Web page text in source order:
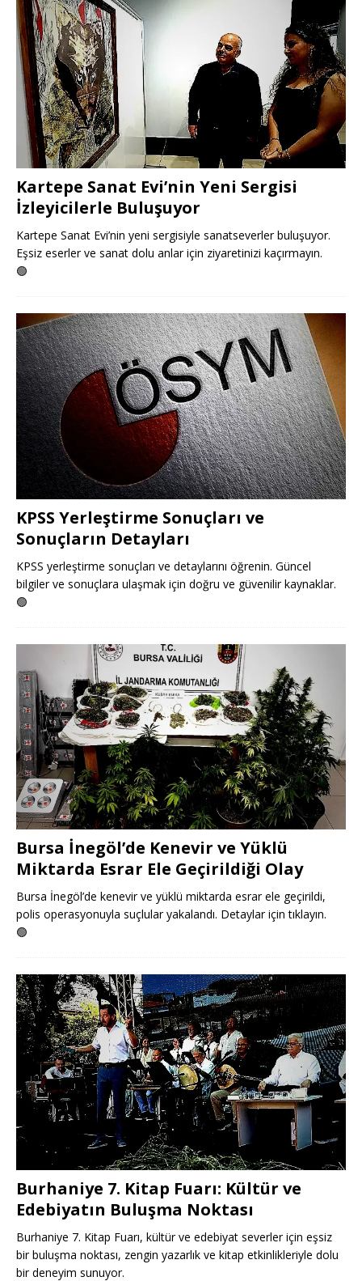
Kartepe Sanat Evi’nin Yeni Sergisi
İzleyicilerle Buluşuyor
Kartepe Sanat Evi’nin yeni sergisiyle sanatseverler buluşuyor.
Eşsiz eserler ve sanat dolu anlar için ziyaretinizi kaçırmayın.
🟢
KPSS Yerleştirme Sonuçları ve
Sonuçların Detayları
KPSS yerleştirme sonuçları ve detaylarını öğrenin. Güncel
bilgiler ve sonuçlara ulaşmak için doğru ve güvenilir kaynaklar.
🟢
Bursa İnegöl’de Kenevir ve Yüklü
Miktarda Esrar Ele Geçirildiği Olay
Bursa İnegöl’de kenevir ve yüklü miktarda esrar ele geçirildi,
polis operasyonuyla suçlular yakalandı. Detaylar için tıklayın.
🟢
Burhaniye 7. Kitap Fuarı: Kültür ve
Edebiyatın Buluşma Noktası
Burhaniye 7. Kitap Fuarı, kültür ve edebiyat severler için eşsiz
bir buluşma noktası, zengin yazarlık ve kitap etkinlikleriyle dolu
bir deneyim sunuyor.